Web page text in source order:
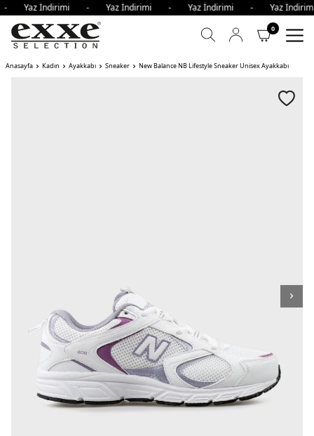
Yaz İndirimi - Yaz İndirimi - Yaz İndirimi - Yaz
0
Anasayfa Kadın Ayakkabı Sneaker New Balance NB Lifestyle Sneaker Unisex Ayakkabı